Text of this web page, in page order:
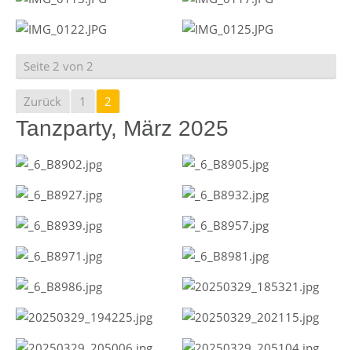
Seite 2 von 2
Zurück 1 2
Tanzparty, März 2025